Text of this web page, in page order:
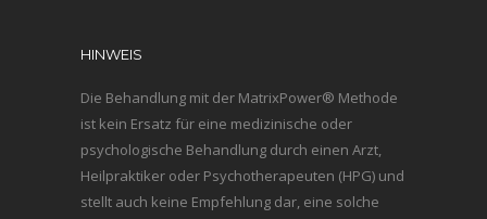
HINWEIS
Die Behandlung mit der MatrixPower® Methode
ist kein Ersatz für eine medizinische oder
psychologische Behandlung durch einen Arzt,
Heilpraktiker oder Psychotherapeuten (HPG) und
stellt auch keine Empfehlung dar, eine solche